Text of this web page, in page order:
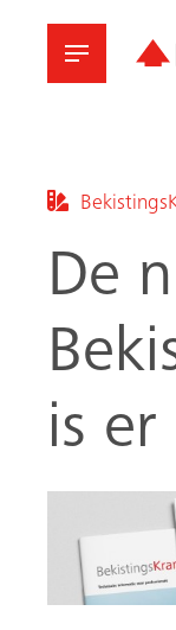
De
is er